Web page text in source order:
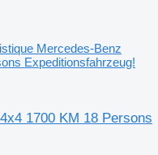
Mercedes-Benz
Expeditionsfahrzeug!
1700 KM 18 Persons